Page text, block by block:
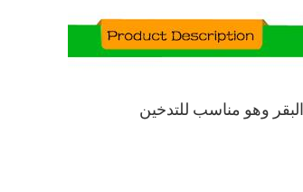
وهو مناسب للتدخين